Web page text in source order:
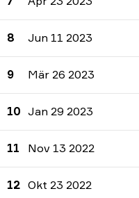
8 Jun 11 2023
9 Mär 26 2023
10 Jan 29 2023
11 Nov 13 2022
12 Okt 23 2022